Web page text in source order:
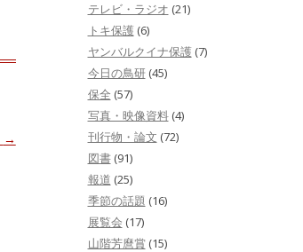
→
テレビ・ラジオ (21)
トキ保護(6)
ヤンバルクイナ保護(7)
今日の鳥研 (45)
保全 (57)
写真・映像資料(4)
刊行物・論文 (72)
図書(91)
報道 (25)
季節の話題 (16)
展覧会 (17)
山階芳麿賞(15)